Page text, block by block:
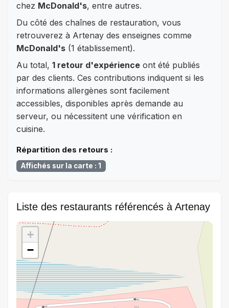
chez McDonald's, entre autres.
Du côté des chaînes de restauration, vous
retrouverez à Artenay des enseignes comme
McDonald's (1 établissement).
Au total, 1 retour d'expérience ont été publiés
par des clients. Ces contributions indiquent si les
informations allergènes sont facilement
accessibles, disponibles après demande au
serveur, ou nécessitent une vérification en
cuisine.
Répartition des retours :
Affichés sur la carte : 1
Liste des restaurants référencés à Artenay
+
−